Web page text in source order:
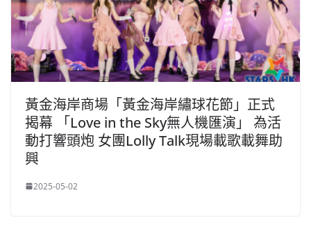
黃金海岸商場「黃金海岸繡球花節」正式
揭幕 「Love in the Sky無人機匯演」 為活
動打響頭炮 女團Lolly Talk現場載歌載舞助
興
2025-05-02